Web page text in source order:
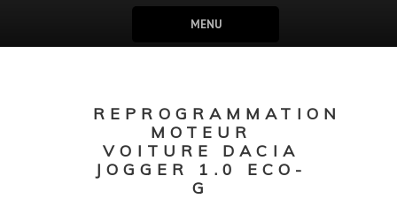
MENU
REPROGRAMMATION
MOTEUR
VOITURE DACIA
JOGGER 1.0 ECO-
G